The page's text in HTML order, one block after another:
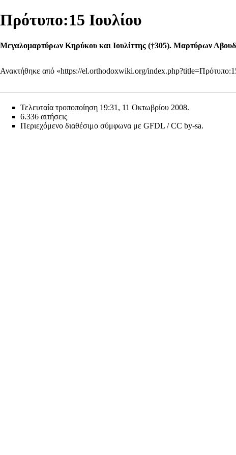
Πρότυπο:15 Ιουλίου
Μεγαλομαρτύρων Κηρύκου και Ιουλίττης (†305). Μαρτύρων
Ανακτήθηκε από «https://el.orthodoxwiki.org/
Τελευταία τροποποίηση 19:31, 11 Οκτωβρίου 2008.
6.336 αιτήσεις
Περιεχόμενο διαθέσιμο σύμφωνα με GFDL / CC by-sa.